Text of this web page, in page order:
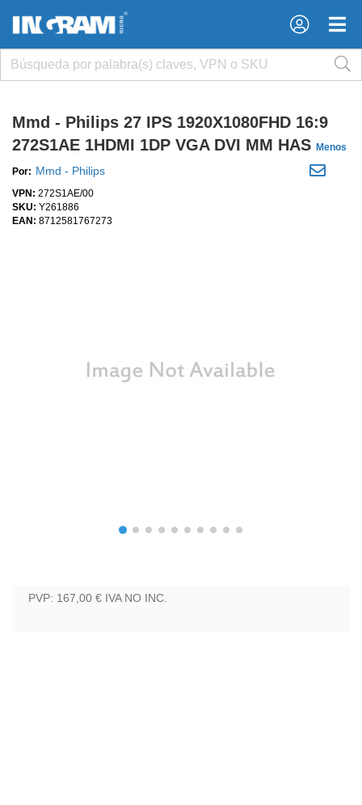
×
×
Mmd - Philips 27 IPS 1920X1080FHD 16:9
272S1AE 1HDMI 1DP VGA DVI MM HAS Menos
Por: Mmd - Philips
VPN: 272S1AE/00
SKU: Y261886
EAN: 8712581767273
PVP: 167,00 € IVA NO INC.